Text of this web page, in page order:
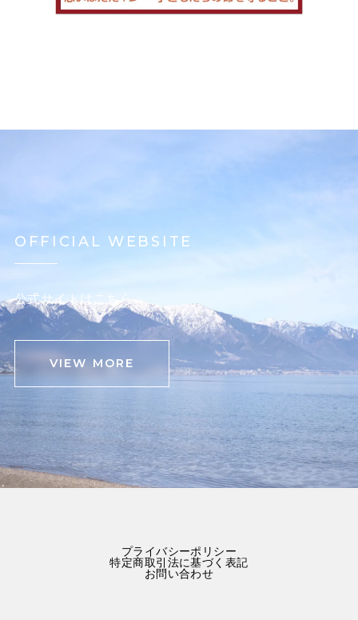
OFFICIAL WEBSITE
公式サイトはこちら
VIEW MORE
プライバシーポリシー
特定商取引法に基づく表記
お問い合わせ